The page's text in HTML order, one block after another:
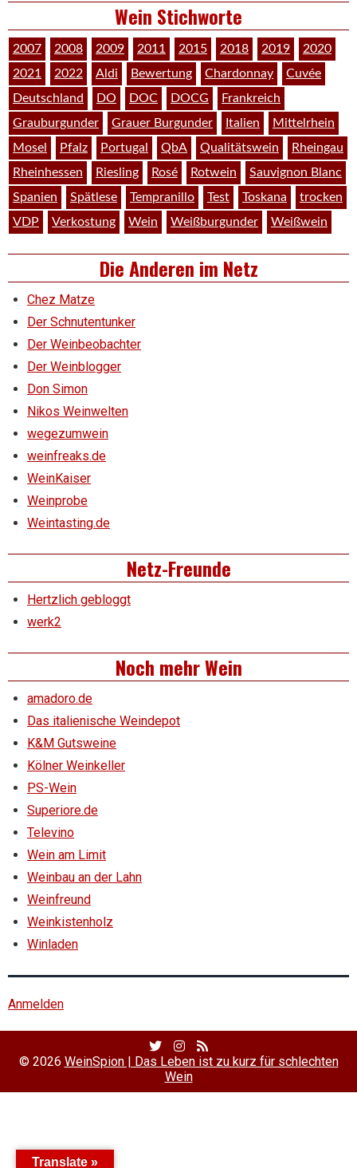
Wein Stichworte
2007 2008 2009 2011 2015 2018 2019
2020
2021
2022 Aldi Bewertung Chardonnay
Cuvée
Deutschland
DO DOC DOCG
Frankreich
Grauburgunder
Grauer Burgunder Italien
Mittelrhein
Mosel
Pfalz Portugal QbA Qualitätswein
Rheingau
Rheinhessen
Riesling Rosé Rotwein
Sauvignon Blanc
Spanien
Spätlese Tempranillo Test Toskana
trocken
VDP
Verkostung Wein Weißburgunder Weißwein
Die Anderen im Netz
Chez Matze
Der Schnutentunker
Der Weinbeobachter
Der Weinblogger
Don Simon
Nikos Weinwelten
wegezumwein
weinfreaks.de
WeinKaiser
Weinprobe
Weintasting.de
Netz-Freunde
Hertzlich gebloggt
werk2
Noch mehr Wein
amadoro.de
Das italienische Weindepot
K&M Gutsweine
Kölner Weinkeller
PS-Wein
Superiore.de
Televino
Wein am Limit
Weinbau an der Lahn
Weinfreund
Weinkistenholz
Winladen
Anmelden
Twitter
Profile
Facebook
Profile
RSS
Feed
© 2026 WeinSpion | Das Leben ist zu kurz für schlechten
Wein
Translate »